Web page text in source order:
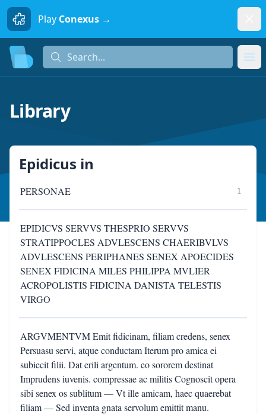
Play Conexus →
Search...
Library
Epidicus in
PERSONAE 1
EPIDICVS SERVVS THESPRIO SERVVS
STRATIPPOCLES ADVLESCENS CHAERIBVLVS
ADVLESCENS PERIPHANES SENEX APOECIDES
SENEX FIDICINA MILES PHILIPPA MVLIER
ACROPOLISTIS FIDICINA DANISTA TELESTIS
VIRGO
ARGVMENTVM Emit fidicinam, filiam credens, senex
Persuasu servi, atque conductam Iterum pro amica ei
subiecit filii. Dat erili argentum. eo sororem destinat
Imprudens iuvenis. compressae ac militis Cognoscit opera
sibi senex os sublitum — Vt ille amicam, haec quaerebat
filiam — Sed inventa gnata servolum emittit manu.